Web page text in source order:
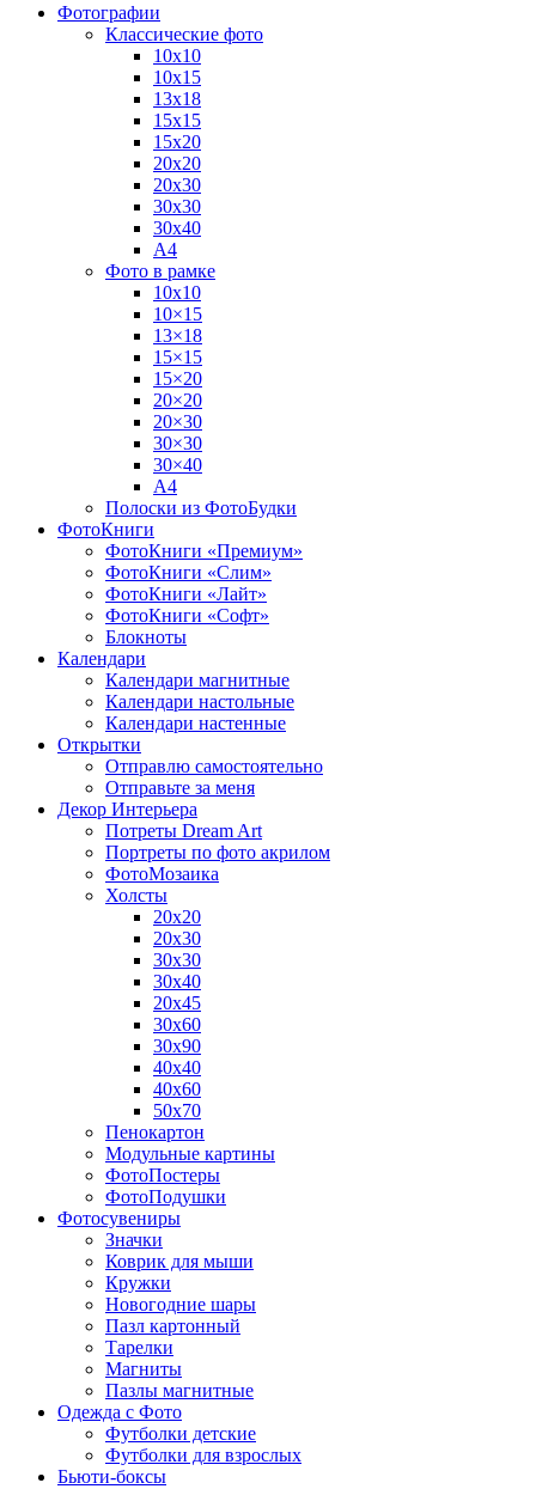
Фотографии
Классические фото
10х10
10х15
13х18
15х15
15х20
20х20
20х30
30х30
30х40
А4
Фото в рамке
10х10
10×15
13×18
15×15
15×20
20×20
20×30
30×30
30×40
A4
Полоски из ФотоБудки
ФотоКниги
ФотоКниги «Премиум»
ФотоКниги «Слим»
ФотоКниги «Лайт»
ФотоКниги «Софт»
Блокноты
Календари
Календари магнитные
Календари настольные
Календари настенные
Открытки
Отправлю самостоятельно
Отправьте за меня
Декор Интерьера
Потреты Dream Art
Портреты по фото акрилом
ФотоМозаика
Холсты
20х20
20х30
30х30
30х40
20х45
30х60
30х90
40х40
40х60
50х70
Пенокартон
Модульные картины
ФотоПостеры
ФотоПодушки
Фотоcувениры
Значки
Коврик для мыши
Кружки
Новогодние шары
Пазл картонный
Тарелки
Магниты
Пазлы магнитные
Одежда с Фото
Футболки детские
Футболки для взрослых
Бьюти-боксы